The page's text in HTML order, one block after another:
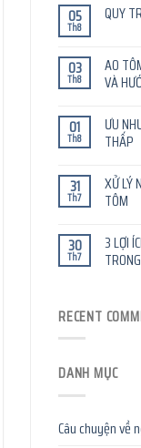
05
Th8
QUY
03
Th8
AO
VÀ
01
Th8
ƯU
THẤP
31
Th7
XỬ LÝ
TÔM
30
Th7
3 LỢI
RECENT
DANH MỤC
Câu chuyện về